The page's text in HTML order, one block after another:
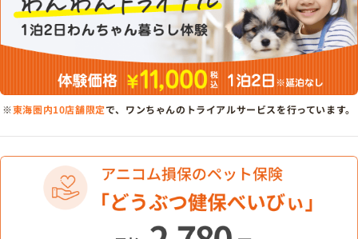
※東海圏内10店舗限定で、ワンちゃんのトライアルサービスを行っています。